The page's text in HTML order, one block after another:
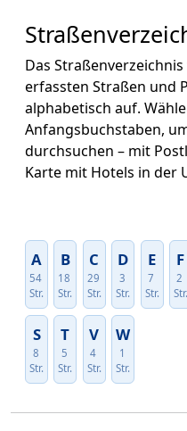
Das
erfassten Straßen und
alphabetisch auf.
Anfangsbuchstaben,
durchsuchen – mit
Karte mit Hotels in der
A
54
Str.
B
18
Str.
C
29
Str.
D
3
Str.
E
7
Str.
F
2
Str.
S
8
Str.
T
5
Str.
V
4
Str.
W
1
Str.